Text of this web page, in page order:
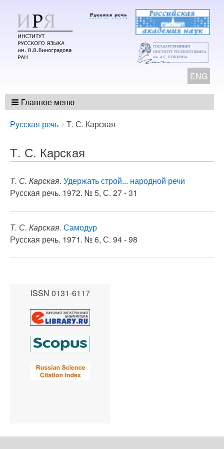
ENG
Главное меню
Breadcrumbs
You
here:
Русская речь Т. С. Карская
Т. С. Карская
Т. С. Карская. Удержать строй... народной речи
Русская речь. 1972. № 5, С. 27 - 31
Т. С. Карская. Самодур
Русская речь. 1971. № 6, С. 94 - 98
ISSN 0131-6117